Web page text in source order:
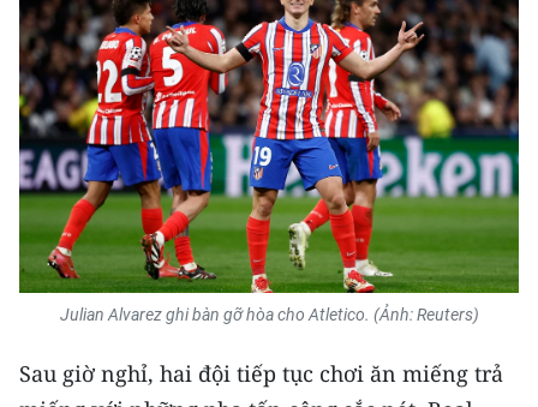
Chuyên trang Hà Nội
Chuyên trang TP. Hồ Chí Minh
CHUYÊN ĐỀ
CÁC CHUYÊN TRANG
VỀ BÁO NHÂN DÂN
NHÂN DÂN CUỐI TUẦN
Julian Alvarez ghi bàn gỡ hòa cho Atletico. (Ảnh: Reuters)
Sau giờ nghỉ, hai đội tiếp tục chơi ăn miếng trả